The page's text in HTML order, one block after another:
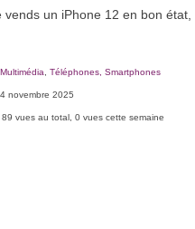
vends un iPhone 12 en bon
Multimédia Téléphones, Smartphones
4 novembre 2025
89 vues au total, 0 vues cette semaine